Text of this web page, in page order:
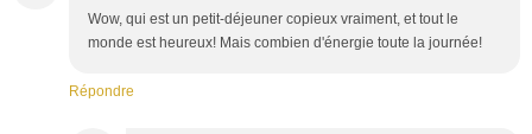
Wow, qui est un petit-déjeuner copieux vraiment, et tout le
monde est heureux! Mais combien d'énergie toute la journée!
Répondre